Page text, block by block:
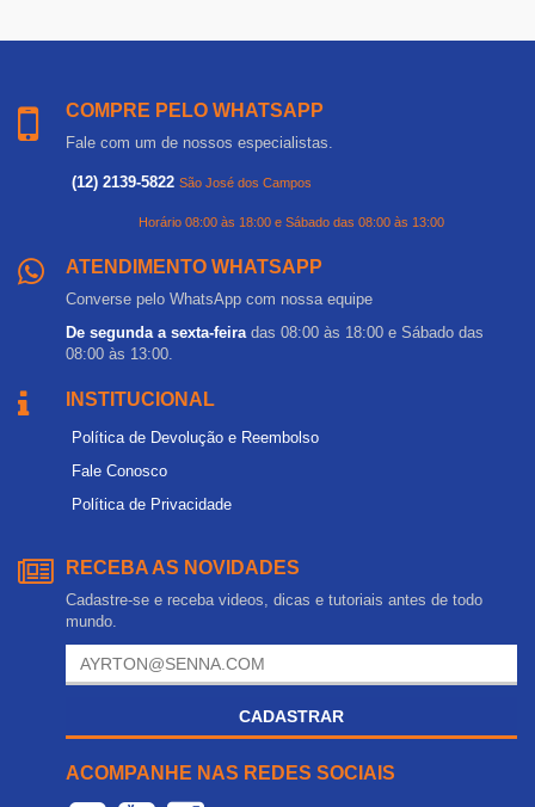
COMPRE PELO WHATSAPP
Fale com um de nossos especialistas.
(12) 2139-5822 São José dos Campos
Horário 08:00 às 18:00 e Sábado das 08:00 às 13:00
ATENDIMENTO WHATSAPP
Converse pelo WhatsApp com nossa equipe
De segunda a sexta-feiradas 08:00 às 18:00 e Sábado das
08:00 às 13:00.
INSTITUCIONAL
Política de Devolução e Reembolso
Fale Conosco
Política de Privacidade
RECEBA AS NOVIDADES
Cadastre-se e receba videos, dicas e tutoriais antes de todo
mundo.
CADASTRAR
ACOMPANHE NAS REDES SOCIAIS